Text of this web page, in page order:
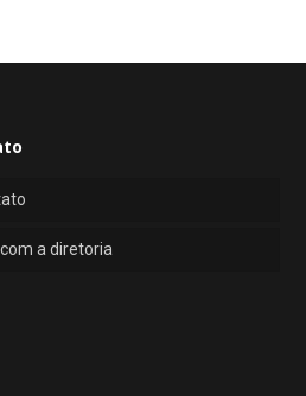
com a diretoria